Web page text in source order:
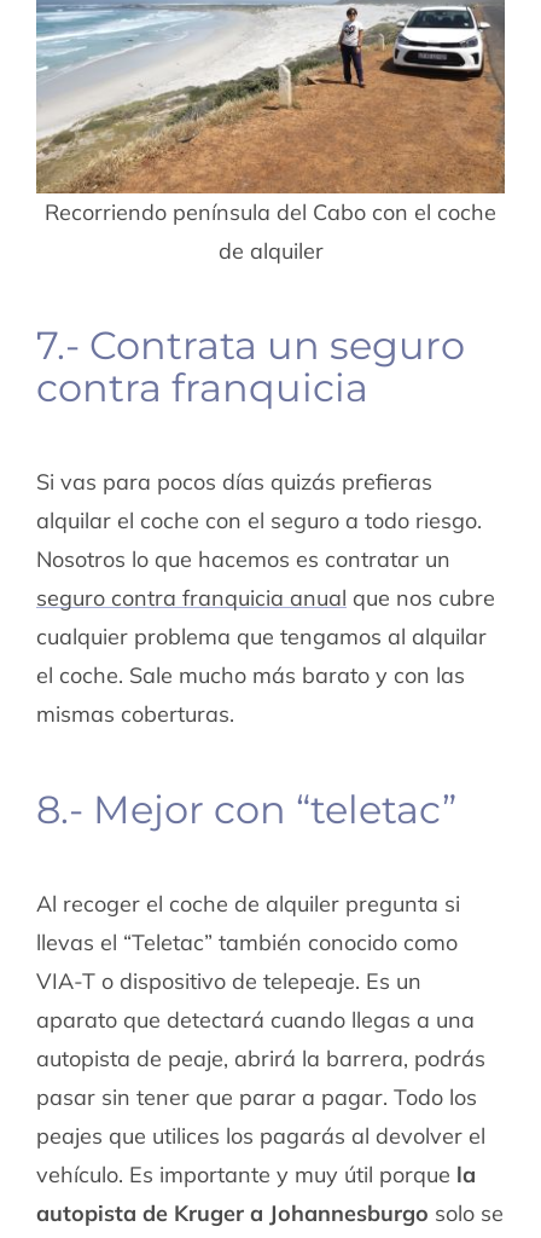
Recorriendo península del Cabo con el coche
de alquiler
7.- Contrata un seguro
contra franquicia
Si vas para pocos días quizás prefieras
alquilar el coche con el seguro a todo riesgo.
Nosotros lo que hacemos es contratar un
seguro contra franquicia anual que nos cubre
cualquier problema que tengamos al alquilar
el coche. Sale mucho más barato y con las
mismas coberturas.
8.- Mejor con “teletac”
Al recoger el coche de alquiler pregunta si
llevas el “Teletac” también conocido como
VIA-T o dispositivo de telepeaje. Es un
aparato que detectará cuando llegas a una
autopista de peaje, abrirá la barrera, podrás
pasar sin tener que parar a pagar. Todo los
peajes que utilices los pagarás al devolver el
vehículo. Es importante y muy útil porque la
autopista de Kruger a Johannesburgo solo se